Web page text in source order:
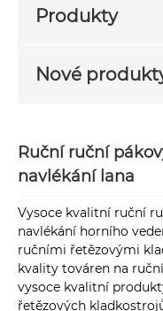
Produkty
Nové
Ruční ruční
navlékání lana
Vysoce kvalitní ruční
navlékání horního
ručními řetězovými
kvality továren na
vysoce kvalitní
řetězových